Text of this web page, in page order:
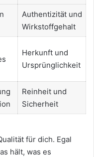
Authentizität und
Wirkstoffgehalt
Herkunft und
Ursprünglichkeit
Reinheit und
Sicherheit
für dich. Egal
hält, was es